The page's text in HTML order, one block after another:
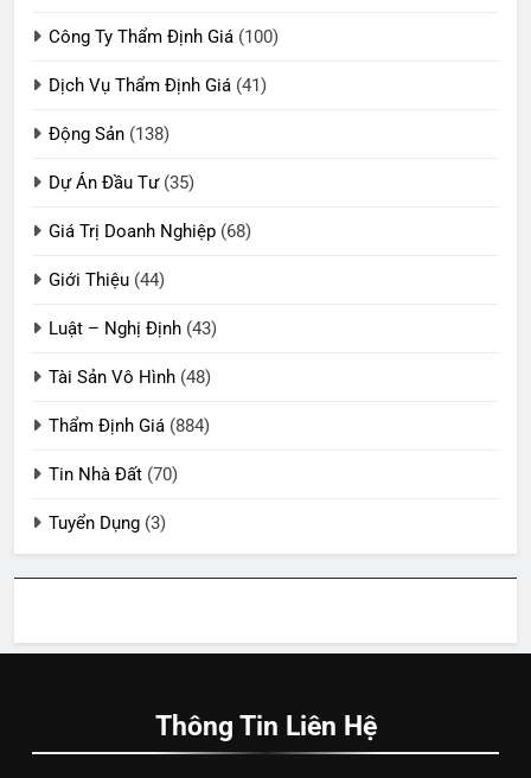
Công Ty Thẩm Định Giá (100)
Dịch Vụ Thẩm Định Giá (41)
Động Sản (138)
Dự Án Đầu Tư(35)
Giá Trị Doanh Nghiệp (68)
Giới Thiệu (44)
Luật – Nghị Định (43)
Tài Sản Vô Hình (48)
Thẩm Định Giá (884)
Tin Nhà Đất (70)
Tuyển Dụng (3)
Thông Tin Liên Hệ